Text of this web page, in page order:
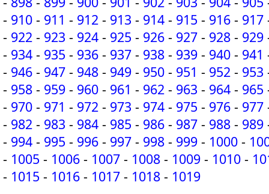
- 910 - 911 - 912 - 913 - 914 - 915 - 916 - 917
- 922 - 923 - 924 - 925 - 926 - 927 - 928 - 929
- 934 - 935 - 936 - 937 - 938 - 939 - 940 - 941
- 946 - 947 - 948 - 949 - 950 - 951 - 952 - 953
- 958 - 959 - 960 - 961 - 962 - 963 - 964 - 965
- 970 - 971 - 972 - 973 - 974 - 975 - 976 - 977
- 982 - 983 - 984 - 985 - 986 - 987 - 988 - 989
- 994 - 995 - 996 - 997 - 998 - 999 - 1000 -
- 1005 - 1006 - 1007 - 1008 - 1009 - 1010 -
- 1015 - 1016 - 1017 - 1018 - 1019